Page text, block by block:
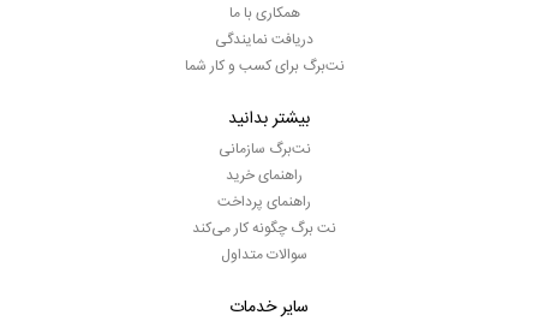
همکاری با ما
دریافت نمایندگی
نت‌برگ برای کسب و کار شما
بیشتر بدانید
نت‌برگ سازمانی
راهنمای خرید
راهنمای پرداخت
نت برگ چگونه کار می‌کند
سوالات متداول
سایر خدمات